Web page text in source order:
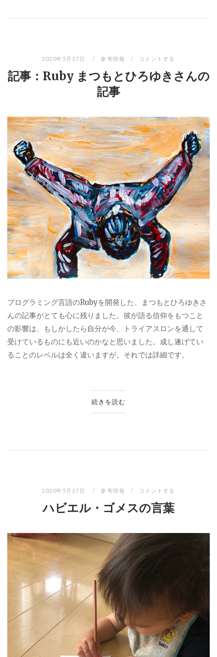
2020年5月17日 参考情報 コメントする
記事：Ruby まつもとひろゆきさんの
記事
プログラミング言語のRubyを開発した、まつもとひろゆきさ
んの記事がとても心に残りました。彼が語る信仰をもつこと
の影響は、もしかしたら自分が今、トライアスロンを通して
受けているものにも近いのかなと思いました。成し遂げてい
ることのレベルは全く違いますが。それでは詳細です。
続きを読む
2020年5月17日 参考情報 コメントする
ハビエル・ゴメスの言葉